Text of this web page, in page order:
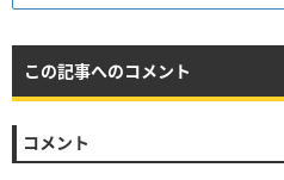
この記事へのコメント
コメント